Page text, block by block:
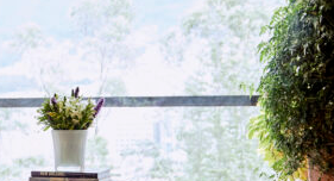
MUBB DESIGN STUDIO – ESPECIAL
INTERIORISMO & DECORACIÓN 2026